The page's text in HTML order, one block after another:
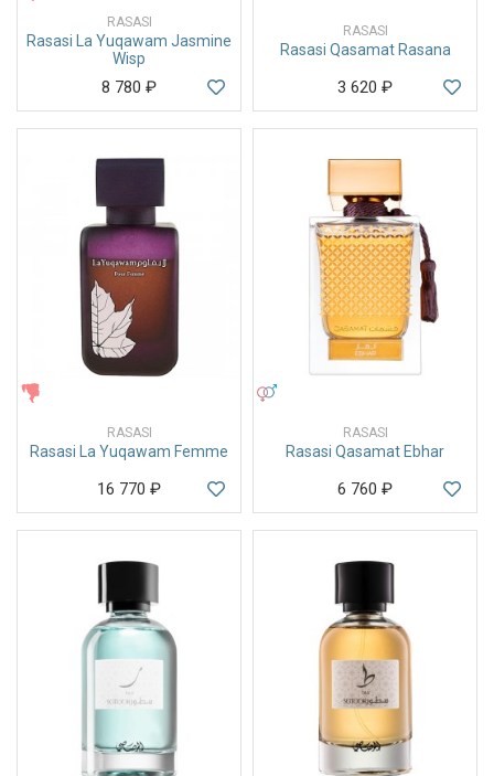
RASASI
Rasasi La Yuqawam Jasmine
Wisp
8 780 ₽
RASASI
Rasasi Qasamat Rasana
3 620 ₽
RASASI
Rasasi La Yuqawam Femme
16 770 ₽
RASASI
Rasasi Qasamat Ebhar
6 760 ₽